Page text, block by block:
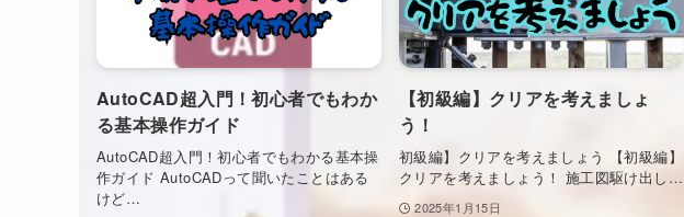
AutoCAD超入門！初心者でもわか
る基本操作ガイド
AutoCAD超入門！初心者でもわかる基本操
作ガイド AutoCADって聞いたことはある
けど…
【初級編】クリアを考えましょ
う！
初級編】クリアを考えましょう 【初級編】
クリアを考えましょう！ 施工図駆け出し…
2025年1月15日